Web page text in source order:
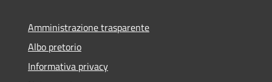
Amministrazione trasparente
Albo pretorio
Informativa privacy